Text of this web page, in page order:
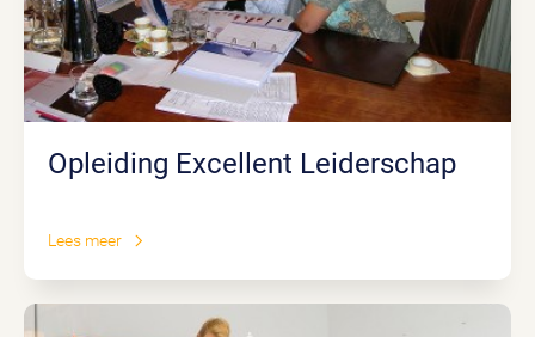
Opleiding Excellent Leiderschap
Lees meer